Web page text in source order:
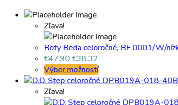
Zľava!
Boty Beda celoročné, BF 0001/W/
€47.90€38.32
Výber možností
Zľava!